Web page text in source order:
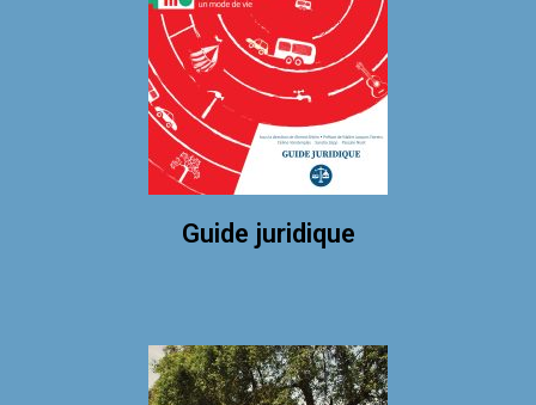
Guide juridique